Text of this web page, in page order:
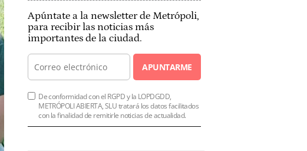
Apúntate a la newsletter de Metrópoli,
para recibir las noticias más
importantes de la ciudad.
APUNTARME
De conformidad con el RGPD y la LOPDGDD,
METRÓPOLI ABIERTA, SLU tratará los datos facilitados
con la finalidad de remitirle noticias de actualidad.